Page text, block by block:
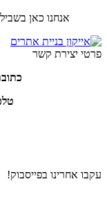
אנחנו כאן
פרטי יצירת קשר
עקבו אחרינו בפייסבוק!